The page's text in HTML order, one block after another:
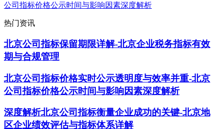
公司指标价格公示时间与影响因素深度解析
热门资讯
北京公司指标保留期限详解-北京企业税务指标有效
期与合规管理
北京公司指标价格实时公示透明度与效率并重-北京
公司指标价格公示时间与影响因素深度解析
深度解析北京公司指标衡量企业成功的关键-北京地
区企业绩效评估与指标体系详解